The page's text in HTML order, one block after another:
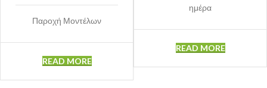
Παροχή Μοντέλων
READ MORE
ημέρα
READ MORE